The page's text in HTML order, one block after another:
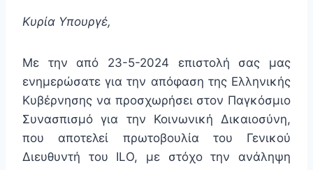
Κυρία Υπουργέ,
Με την από 23-5-2024 επιστολή σας μας
ενημερώσατε για την απόφαση της Ελληνικής
Κυβέρνησης να προσχωρήσει στον Παγκόσμιο
Συνασπισμό για την Κοινωνική Δικαιοσύνη,
που αποτελεί πρωτοβουλία του Γενικού
Διευθυντή του ILO, με στόχο την ανάληψη